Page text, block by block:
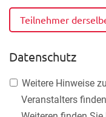
Teilnehmer
Datenschutz
Weitere Hinweise
Veranstalters